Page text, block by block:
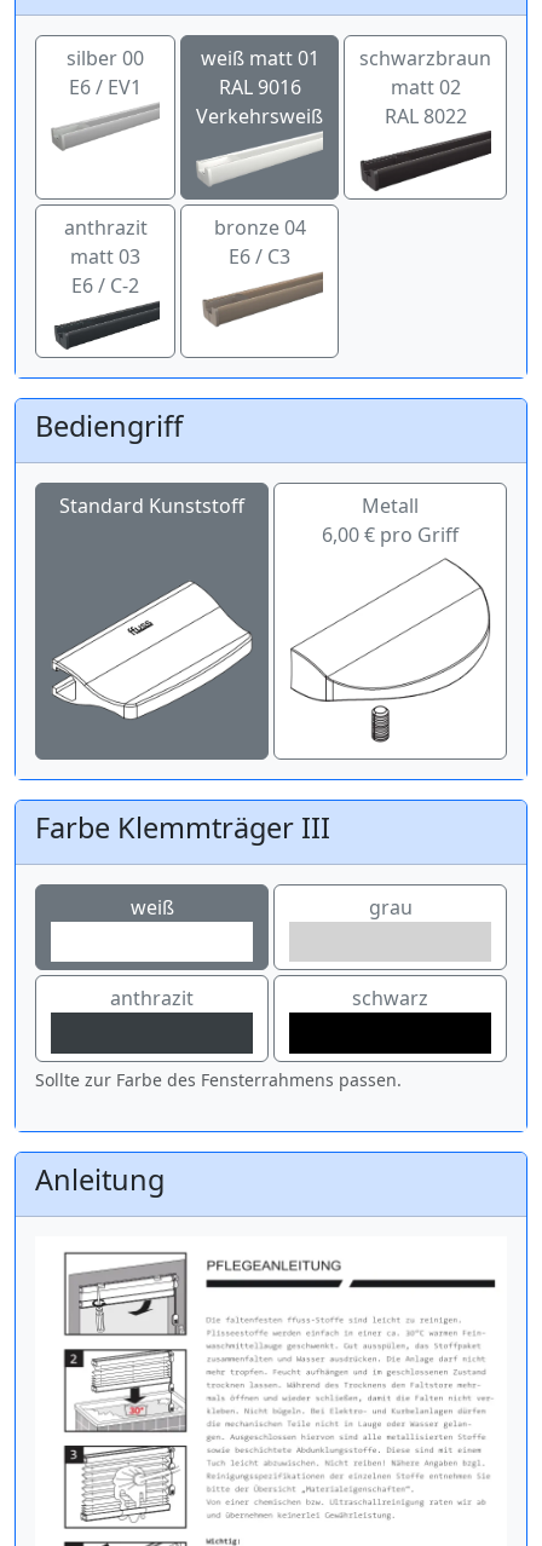
silber 00
E6 / EV1
weiß matt 01
RAL 9016
Verkehrsweiß
schwarzbraun
matt 02
RAL 8022
anthrazit
matt 03
E6 / C-2
bronze 04
E6 / C3
Bediengriff
Standard Kunststoff
Metall
6,00 € pro Griff
Farbe Klemmträger III
weiß grau
anthrazit schwarz
Sollte zur Farbe des Fensterrahmens passen.
Anleitung